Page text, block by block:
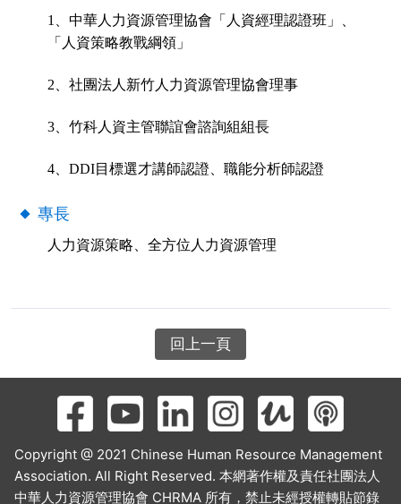
1
、中華人力資源管理協會「人資經理認證班」、
「人資策略教戰綱領」
2 、社團法人新竹人力資源管理協會理事
3 、竹科人資主管聯誼會諮詢組組長
4、DDI目標選才講師認證、職能分析師認證
專長
人力資源策略、全方位人力資源管理
回上一頁
Copyright @ 2021 Chinese Human Resource Management
Association. All Right Reserved. 本網著作權及責任社團法人
中華人力資源管理協會 CHRMA 所有，禁止未經授權轉貼節錄